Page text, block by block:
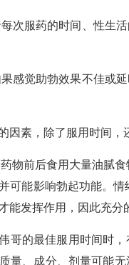
次服药的时间、性生
感觉助勃效果不佳或
因素，除了服用时间，
物前后食用大量油腻
可能影响勃起功能。
能发挥作用，因此充分
哥的最佳服用时间时
量、成分、剂量可能